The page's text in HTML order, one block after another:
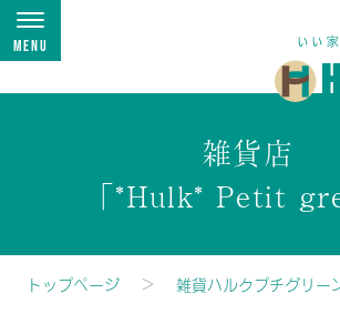
Menu
雑貨店
「*Hulk* Petit
トップページ 雑貨ハルクプチグリー